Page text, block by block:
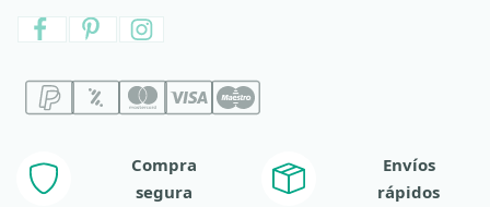
Compra
segura
Envíos
rápidos